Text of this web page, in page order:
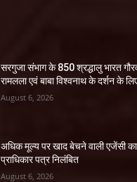
सरगुजा संभाग के 850 श्रद्धालु भारत
रामलला एवं बाबा विश्वनाथ के दर्शन के
August 6, 2026
अधिक मूल्य पर खाद बेचने वाली एजेंसी
प्राधिकार पत्र निलंबित
August 6, 2026